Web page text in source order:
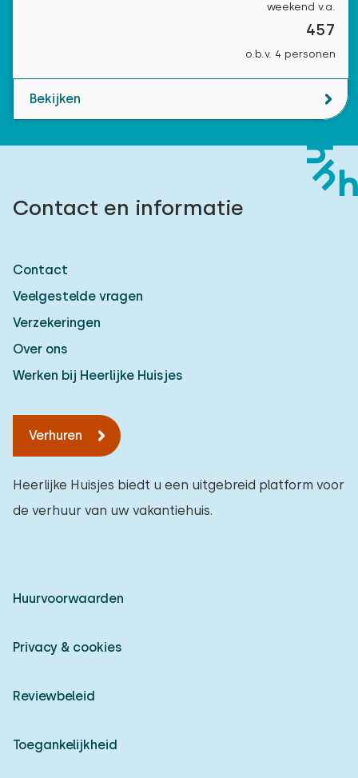
weekend v.a.
457
o.b.v. 4 personen
Bekijken
Contact en informatie
Contact
Veelgestelde vragen
Verzekeringen
Over ons
Werken bij Heerlijke Huisjes
Verhuren
Heerlijke Huisjes biedt u een uitgebreid platform voor
de verhuur van uw vakantiehuis.
Huurvoorwaarden
Privacy & cookies
Reviewbeleid
Toegankelijkheid